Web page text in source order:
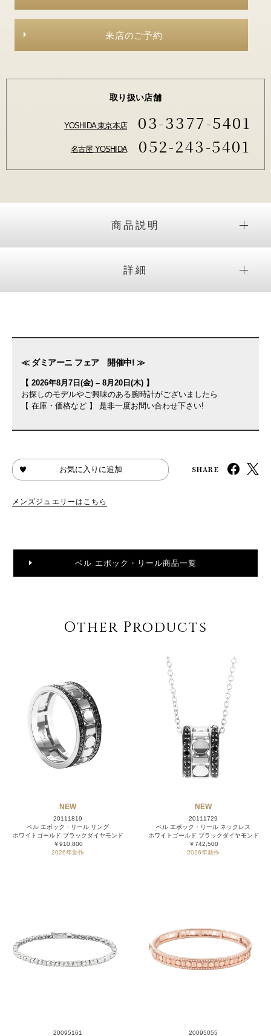
来店のご予約
取り扱い店舗
YOSHIDA 東京本店 03-3377-5401
名古屋 YOSHIDA 052-243-5401
商品説明
詳細
≪ ダミアーニ フェア 開催中! ≫
【 2026年8月7日(金) – 8月20日(木) 】
お探しのモデルやご興味のある腕時計がございましたら
【 在庫・価格など 】 是非一度お問い合わせ下さい!
お気に入りに追加 SHARE
メンズジュエリーはこちら
ベル エポック・リール商品一覧
Other Products
NEW
20111819
ベル エポック・リール リング
ホワイトゴールド ブラックダイヤモンド
￥910,800
2026年新作
NEW
20111729
ベル エポック・リール ネックレス
ホワイトゴールド ブラックダイヤモンド
￥742,500
2026年新作
20095161 20095055